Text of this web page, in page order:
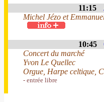
11:15
Michel Jézo et
10:45
Concert du marché
Yvon Le Quellec
Orgue, Harpe celtique,
- entrée libre